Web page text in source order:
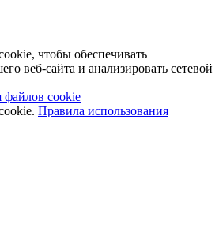
чтобы обеспечивать
веб-сайта и анализировать сетевой
файлов cookie
Правила использования